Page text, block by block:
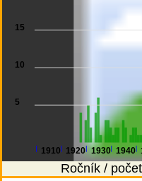
1910 1920 1930 1940
5
10
15
Ročník /